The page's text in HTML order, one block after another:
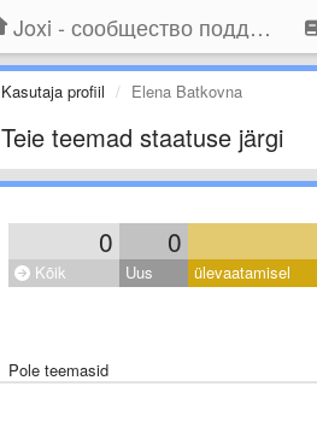
Joxi - сообщество поддержки
Kasutaja profiil Elena Batkovna
Teie teemad staatuse järgi
0 0
Kõik Uus ülevaatamisel
Pole teemasid